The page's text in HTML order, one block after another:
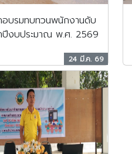
อบรมทบทวนพนักงานดับ
ปีงบประมาณ พ.ศ. 2569
24 มี.ค. 69